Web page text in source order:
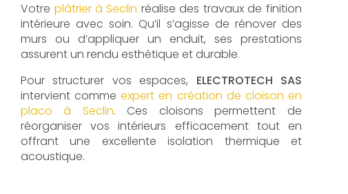
Votre plâtrier à Seclin réalise des travaux de finition
intérieure avec soin. Qu’il s’agisse de rénover des
murs ou d’appliquer un enduit, ses prestations
assurent un rendu esthétique et durable.
Pour structurer vos espaces, ELECTROTECH SAS
intervient commeexpert en création de cloison en
placo à Seclin. Ces cloisons permettent de
réorganiser vos intérieurs efficacement tout en
offrant une excellente isolation thermique et
acoustique.